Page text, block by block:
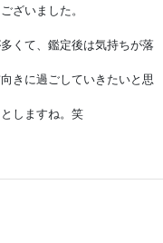
ざいました。
くて、鑑定後は気持ちが落
きに過ごしていきたいと思
しますね。笑